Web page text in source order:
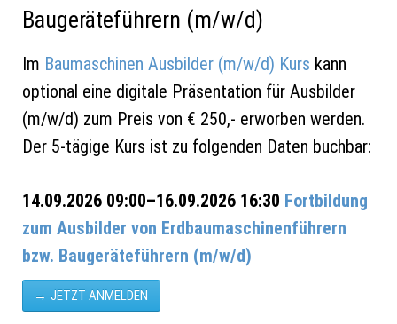
Baugeräteführern (m/w/d)
Im Baumaschinen Ausbilder (m/w/d) Kurs kann
optional eine digitale Präsentation für Ausbilder
(m/w/d) zum Preis von € 250,- erworben werden.
Der 5-tägige Kurs ist zu folgenden Daten buchbar:
14.09.2026 09:00–16.09.2026 16:30 Fortbildung
zum Ausbilder von Erdbau­maschinen­führern
bzw. Baugeräte­führern (m/w/d)
JETZT ANMELDEN